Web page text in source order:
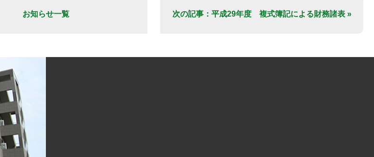
お知らせ一覧 次の記事：平成29年度 複式簿記による財務諸表 »